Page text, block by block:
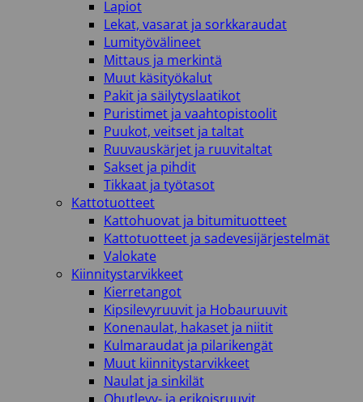
Lapiot
Lekat, vasarat ja sorkkaraudat
Lumityövälineet
Mittaus ja merkintä
Muut käsityökalut
Pakit ja säilytyslaatikot
Puristimet ja vaahtopistoolit
Puukot, veitset ja taltat
Ruuvauskärjet ja ruuvitaltat
Sakset ja pihdit
Tikkaat ja työtasot
Kattotuotteet
Kattohuovat ja bitumituotteet
Kattotuotteet ja sadevesijärjestelmät
Valokate
Kiinnitystarvikkeet
Kierretangot
Kipsilevyruuvit ja Hobauruuvit
Konenaulat, hakaset ja niitit
Kulmaraudat ja pilarikengät
Muut kiinnitystarvikkeet
Naulat ja sinkilät